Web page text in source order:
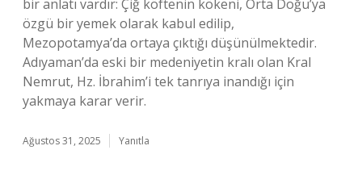
bir anlatı vardır: Çiğ köftenin kökeni, Orta Doğu’ya
özgü bir yemek olarak kabul edilip,
Mezopotamya’da ortaya çıktığı düşünülmektedir.
Adıyaman’da eski bir medeniyetin kralı olan Kral
Nemrut, Hz. İbrahim’i tek tanrıya inandığı için
yakmaya karar verir.
Ağustos 31, 2025 Yanıtla